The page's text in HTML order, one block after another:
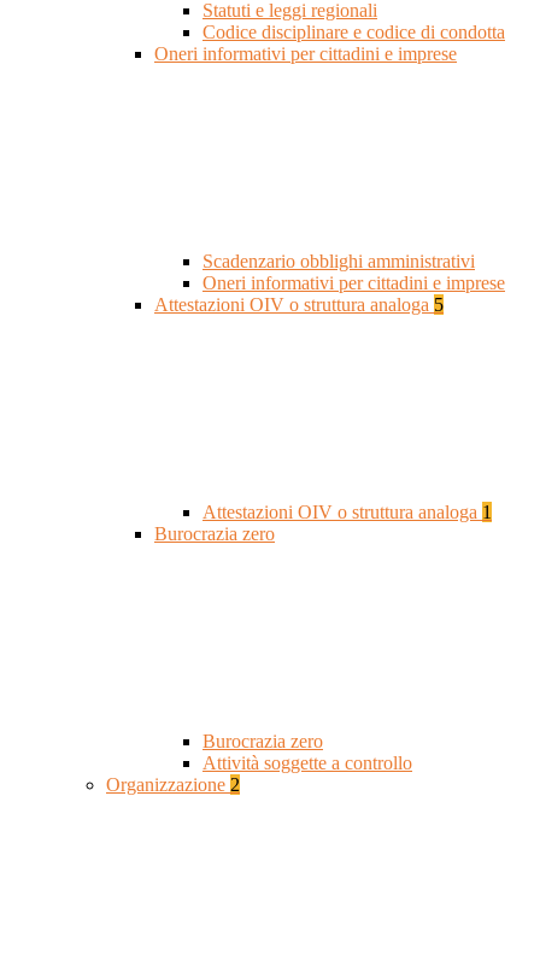
Statuti e leggi regionali
Codice disciplinare e codice di condotta
Oneri informativi per cittadini e imprese
Scadenzario obblighi amministrativi
Oneri informativi per cittadini e imprese
Attestazioni OIV o struttura analoga 5
Attestazioni OIV o struttura analoga 1
Burocrazia zero
Burocrazia zero
Attività soggette a controllo
Organizzazione 2